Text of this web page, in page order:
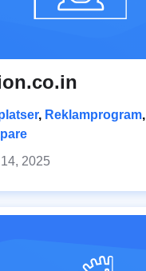
, Reklamprogram,
2025